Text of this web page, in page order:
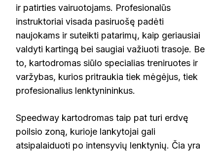
ir patirties vairuotojams. Profesionalūs
instruktoriai visada pasiruošę padėti
naujokams ir suteikti patarimų, kaip geriausiai
valdyti kartingą bei saugiai važiuoti trasoje. Be
to, kartodromas siūlo specialias treniruotes ir
varžybas, kurios pritraukia tiek mėgėjus, tiek
profesionalius lenktynininkus.
Speedway kartodromas taip pat turi erdvę
poilsio zoną, kurioje lankytojai gali
atsipalaiduoti po intensyvių lenktynių. Čia yra